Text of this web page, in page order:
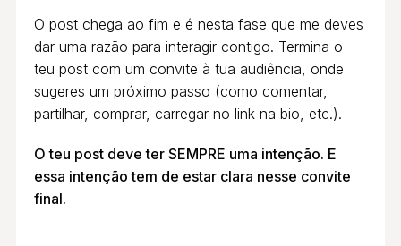
O post chega ao fim e é nesta fase que me deves
dar uma razão para interagir contigo. Termina o
teu post com um convite à tua audiência, onde
sugeres um próximo passo (como comentar,
partilhar, comprar, carregar no link na bio, etc.).
O teu post deve ter SEMPRE uma intenção. E
essa intenção tem de estar clara nesse convite
final.